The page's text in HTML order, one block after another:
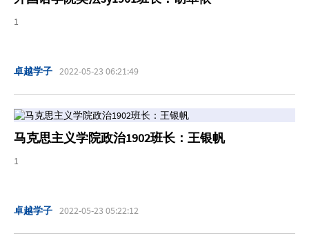
1
卓越学子 2022-05-23 06:21:49
马克思主义学院政治1902班长：王银帆
1
卓越学子 2022-05-23 05:22:12